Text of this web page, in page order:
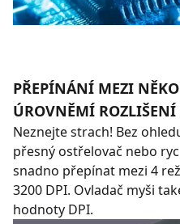
PŘEPÍNÁNÍ MEZI
ÚROVNĚMÍ ROZLIŠENÍ
Neznejte strach! Bez
přesný ostřelovač nebo
snadno přepínat mezi 4
3200 DPI. Ovladač myši
hodnoty DPI.